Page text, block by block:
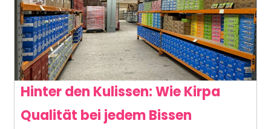
Lieferanten
Hinter den Kulissen: Wie Kirpa
Qualität bei jedem Bissen